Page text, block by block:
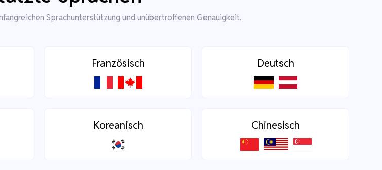
Sprachunterstützung und unübertroffenen Genauigkeit.
Französisch Deutsch
Koreanisch Chinesisch